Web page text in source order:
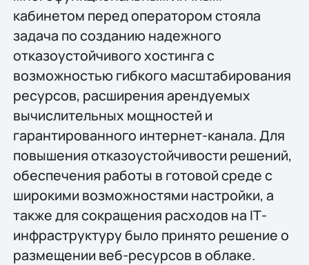
кабинетом перед оператором стояла
задача по созданию надежного
отказоустойчивого хостинга с
возможностью гибкого масштабирования
ресурсов, расширения арендуемых
вычислительных мощностей и
гарантированного интернет-канала. Для
повышения отказоустойчивости решений,
обеспечения работы в готовой среде с
широкими возможностями настройки, а
также для сокращения расходов на IТ-
инфраструктуру было принято решение о
размещении веб-ресурсов в облаке.